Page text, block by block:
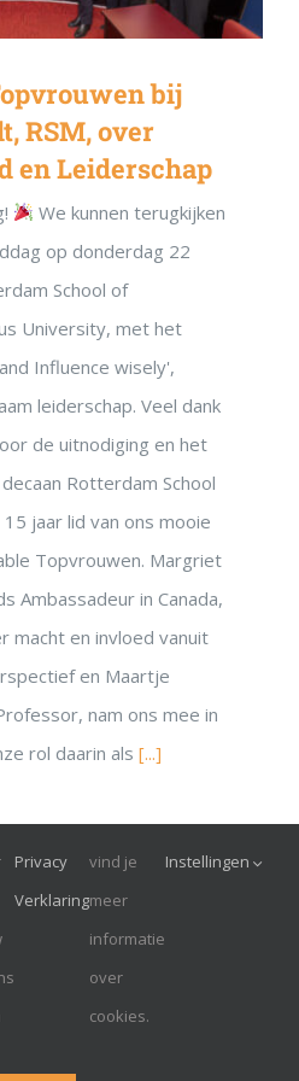
bij
RSM, over
en Leiderschap
We kunnen terugkijken
op donderdag 22
School of
University, met het
Influence wisely',
leiderschap. Veel dank
de uitnodiging en het
Rotterdam School
jaar lid van ons mooie
Topvrouwen. Margriet
Ambassadeur in Canada,
macht en invloed vanuit
en Maartje
nam ons mee in
rol daarin als [...]
een Handelsnaam van AMDK,
| +31-35-785 1908
Privacy
Verklaring
vind je
meer
informatie
over
cookies.
Instellingen